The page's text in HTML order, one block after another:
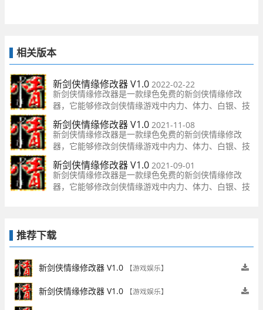
相关版本
新剑侠情缘修改器 V1.0 2022-02-22
新剑侠情缘修改器是一款绿色免费的新剑侠情缘修改
器，它能够修改剑侠情缘游戏中内力、体力、白银、技
能栏等多达13项不同的游戏参数，非常强大，需要的朋
友可别错过啊！
新剑侠情缘修改器 V1.0 2021-11-08
新剑侠情缘修改器是一款绿色免费的新剑侠情缘修改
器，它能够修改剑侠情缘游戏中内力、体力、白银、技
能栏等多达13项不同的游戏参数，非常强大，需要的朋
友可别错过啊！
新剑侠情缘修改器 V1.0 2021-09-01
新剑侠情缘修改器是一款绿色免费的新剑侠情缘修改
器，它能够修改剑侠情缘游戏中内力、体力、白银、技
推荐下载
新剑侠情缘修改器 V1.0 【游戏娱乐】
新剑侠情缘修改器 V1.0 【游戏娱乐】